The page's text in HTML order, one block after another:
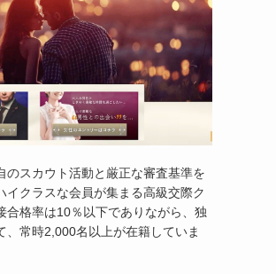
のスカウト活動と厳正な審査基準を
イクラスな会員が集まる高級交際ク
合格率は10％以下でありながら、独
、常時2,000名以上が在籍していま